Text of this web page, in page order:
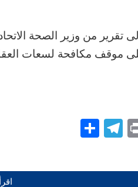
تقرير من وزير الصحة
على موقف مكافحة لسعات
Print
Telegram